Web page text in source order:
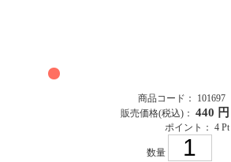
商品コード： 101697
販売価格(税込)： 440 円
ポイント： 4 Pt
数量